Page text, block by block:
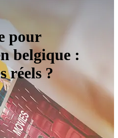
pour
belgique :
réels ?